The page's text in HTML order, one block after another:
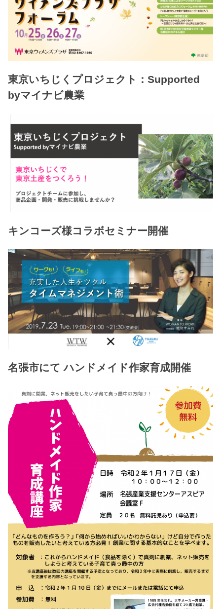
東京いちじくプロジェクト：Supported
byマイナビ農業
キンコーズ様コラボセミナー開催
名張市にて ハンドメイド作家育成開催